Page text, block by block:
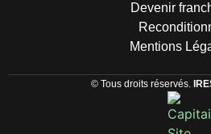
Devenir
Mentions
© Tous droits réservés.